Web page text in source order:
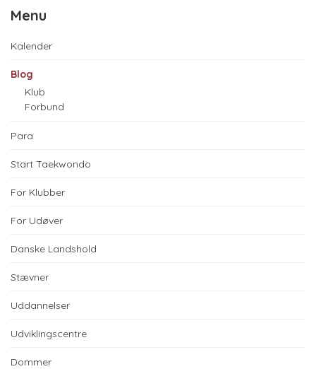
Menu
Kalender
Blog
Klub
Forbund
Para
Start Taekwondo
For Klubber
For Udøver
Danske Landshold
Stævner
Uddannelser
Udviklingscentre
Dommer